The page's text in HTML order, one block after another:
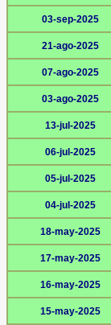
03-sep-2025
21-ago-2025
07-ago-2025
03-ago-2025
13-jul-2025
06-jul-2025
05-jul-2025
04-jul-2025
18-may-2025
17-may-2025
16-may-2025
15-may-2025